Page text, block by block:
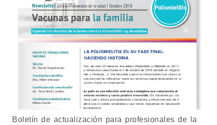
Boletín de actualización para profesionales de la